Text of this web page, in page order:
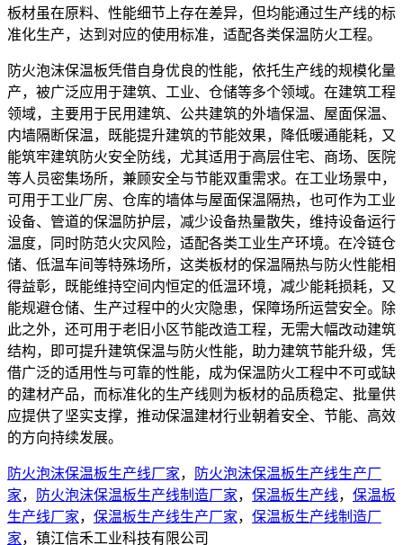
板材虽在原料、性能细节上存在差异，但均能通过生产线的标
准化生产，达到对应的使用标准，适配各类保温防火工程。
防火泡沫保温板凭借自身优良的性能，依托生产线的规模化量
产，被广泛应用于建筑、工业、仓储等多个领域。在建筑工程
领域，主要用于民用建筑、公共建筑的外墙保温、屋面保温、
内墙隔断保温，既能提升建筑的节能效果，降低暖通能耗，又
能筑牢建筑防火安全防线，尤其适用于高层住宅、商场、医院
等人员密集场所，兼顾安全与节能双重需求。在工业场景中，
可用于工业厂房、仓库的墙体与屋面保温隔热，也可作为工业
设备、管道的保温防护层，减少设备热量散失，维持设备运行
温度，同时防范火灾风险，适配各类工业生产环境。在冷链仓
储、低温车间等特殊场所，这类板材的保温隔热与防火性能相
得益彰，既能维持空间内恒定的低温环境，减少能耗损耗，又
能规避仓储、生产过程中的火灾隐患，保障场所运营安全。除
此之外，还可用于老旧小区节能改造工程，无需大幅改动建筑
结构，即可提升建筑保温与防火性能，助力建筑节能升级，凭
借广泛的适用性与可靠的性能，成为保温防火工程中不可或缺
的建材产品，而标准化的生产线则为板材的品质稳定、批量供
应提供了坚实支撑，推动保温建材行业朝着安全、节能、高效
的方向持续发展。
防火泡沫保温板生产线厂家，
防火泡沫保温板生产线生产厂
家， 防火泡沫保温板生产线制造厂家， 保温板生产线， 保温板
生产线厂家， 保温板生产线生产厂家， 保温板生产线制造厂
家，镇江信禾工业科技有限公司